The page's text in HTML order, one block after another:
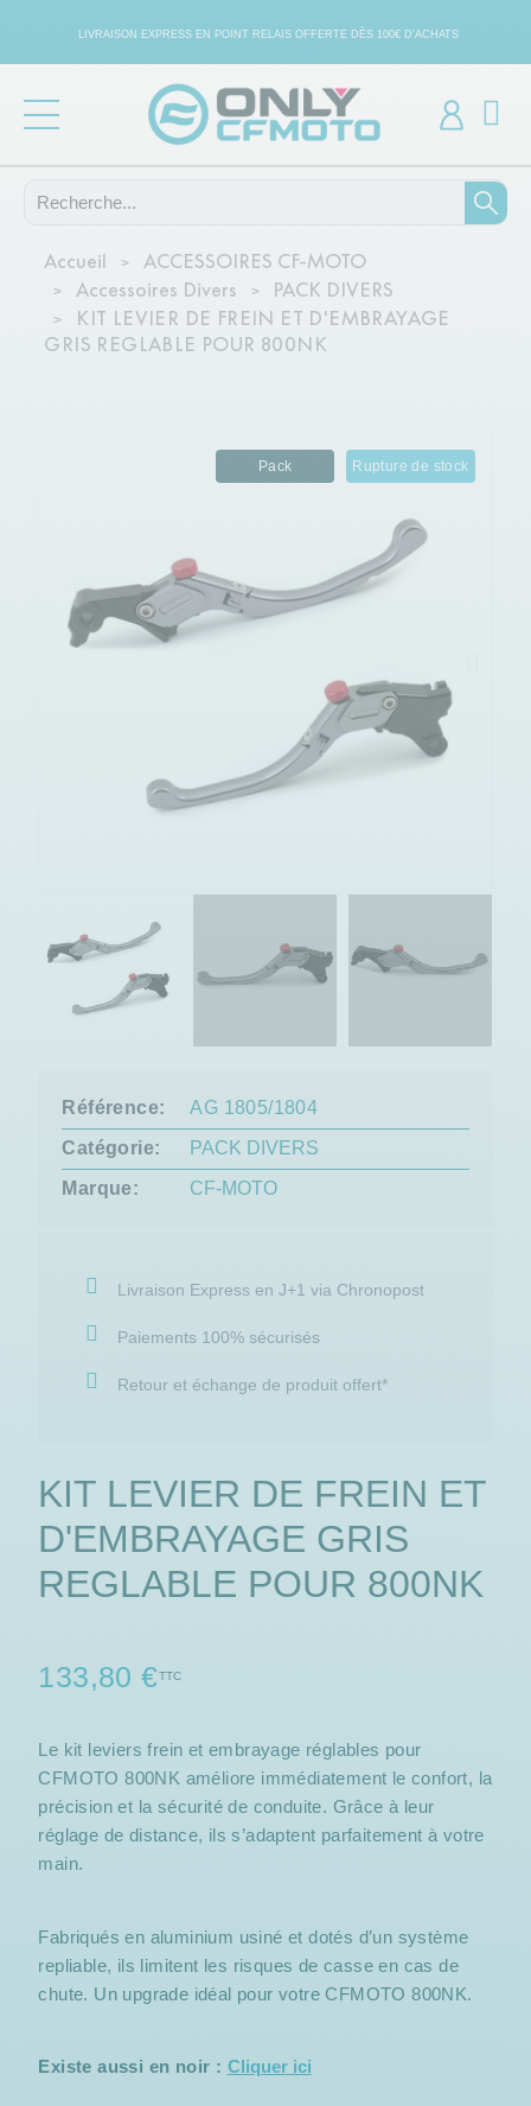
LIVRAISON EXPRESS EN POINT RELAIS OFFERTE DÈS 100€ D'ACHATS
Accueil
ACCESSOIRES CF-MOTO
Accessoires Divers
PACK DIVERS
KIT LEVIER DE FREIN ET D'EMBRAYAGE
GRIS REGLABLE POUR 800NK
Pack Rupture de stock
Référence
AG 1805/1804
Catégorie
PACK DIVERS
Marque
CF-MOTO
Livraison Express en J+1 via Chronopost
Paiements 100% sécurisés
Retour et échange de produit offert*
KIT LEVIER DE FREIN ET
D'EMBRAYAGE GRIS
REGLABLE POUR 800NK
133,80 €TTC
Le kit leviers frein et embrayage réglables pour
CFMOTO 800NK améliore immédiatement le confort, la
précision et la sécurité de conduite. Grâce à leur
réglage de distance, ils s’adaptent parfaitement à votre
main.
Fabriqués en aluminium usiné et dotés d’un système
repliable, ils limitent les risques de casse en cas de
chute. Un upgrade idéal pour votre CFMOTO 800NK.
Existe aussi en noir : Cliquer ici